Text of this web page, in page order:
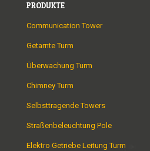
PRODUKTE
Communication Tower
Getarnte Turm
Überwachung Turm
Chimney Turm
Selbsttragende Towers
Straßenbeleuchtung Pole
Elektro Getriebe Leitung Turm